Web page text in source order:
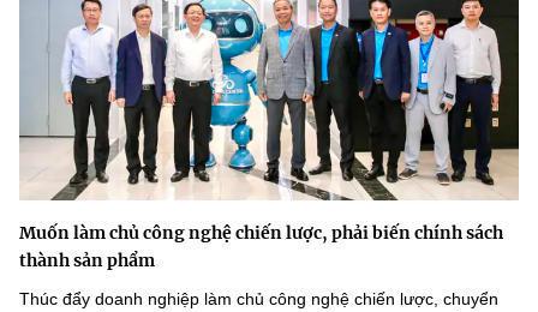
Muốn làm chủ công nghệ chiến lược, phải biến chính sách
thành sản phẩm
Thúc đẩy doanh nghiệp làm chủ công nghệ chiến lược, chuyển